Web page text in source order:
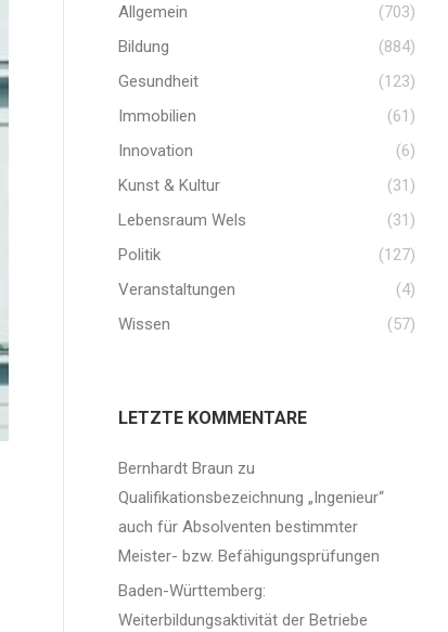
Allgemein
(703)
Bildung
(884)
Gesundheit
(123)
Immobilien
(61)
Innovation
(6)
Kunst & Kultur
(31)
Lebensraum Wels
(31)
Politik
(127)
Veranstaltungen
(4)
Wissen
(57)
LETZTE KOMMENTARE
Bernhardt Braun zu
Qualifikationsbezeichnung „Ingenieur“
auch für Absolventen bestimmter
Meister- bzw. Befähigungsprüfungen
Baden-Württemberg:
Weiterbildungsaktivität der Betriebe